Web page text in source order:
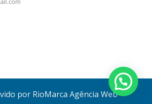
por RioMarca Agência Web